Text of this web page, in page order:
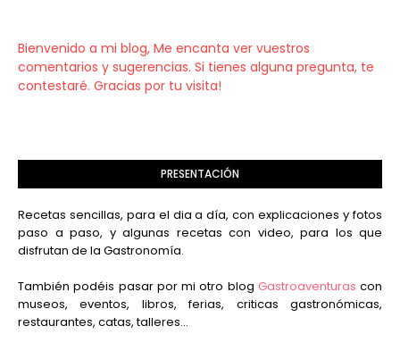
Bienvenido a mi blog, Me encanta ver vuestros
comentarios y sugerencias. Si tienes alguna pregunta, te
contestaré. Gracias por tu visita!
PRESENTACIÓN
Recetas sencillas, para el dia a día, con explicaciones y fotos
paso a paso, y algunas recetas con video, para los que
disfrutan de la Gastronomía.
También podéis pasar por mi otro blog Gastroaventuras con
museos, eventos, libros, ferias, criticas gastronómicas,
restaurantes, catas, talleres...